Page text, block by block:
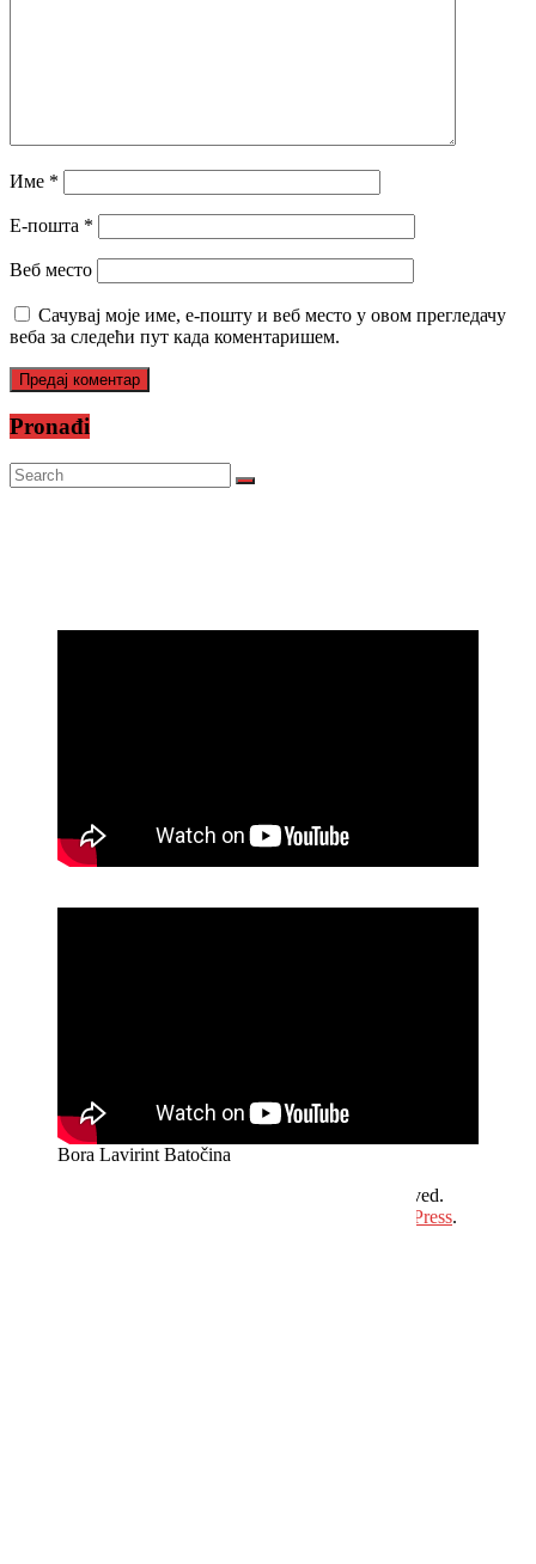
Име *
Е-пошта *
Веб место
Сачувај моје име, е-пошту и веб место у овом прегледачу
веба за следећи пут када коментаришем.
Pronađi
Bora Lavirint Batočina
. All rights reserved.
WordPress.